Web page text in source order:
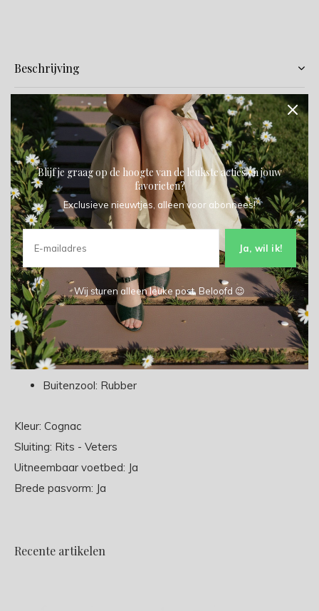
Blijf je graag op de hoogte van de leukste acties en jouw
favorieten?
Exclusieve nieuwtjes, alleen voor abonnees!
Ja, wil ik!
Wij sturen alleen leuke post, Beloofd 😉
Beschrijving
Delen
Toevoegen aan vergelijking
Productomschrijving
Type: Lage Schoen
Materiaal:
Buitenkant: Leer
Voering: Leer
Binnenzool: Leer
Buitenzool: Rubber
Kleur: Cognac
Sluiting: Rits - Veters
Uitneembaar voetbed: Ja
Brede pasvorm: Ja
Recente artikelen